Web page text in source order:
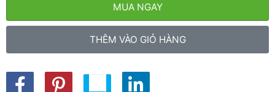
MUA NGAY
THÊM VÀO GIỎ HÀNG